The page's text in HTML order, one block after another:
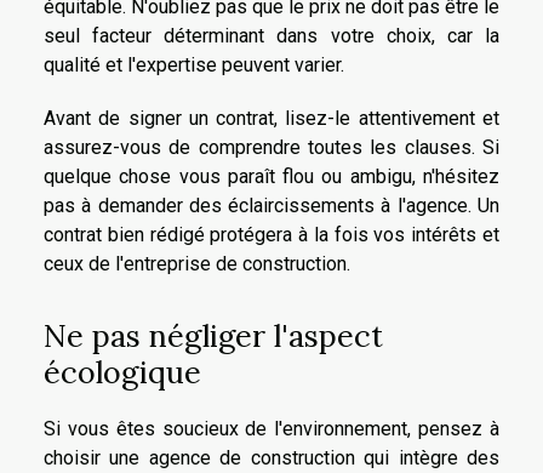
équitable. N'oubliez pas que le prix ne doit pas être le
seul facteur déterminant dans votre choix, car la
qualité et l'expertise peuvent varier.
Avant de signer un contrat, lisez-le attentivement et
assurez-vous de comprendre toutes les clauses. Si
quelque chose vous paraît flou ou ambigu, n'hésitez
pas à demander des éclaircissements à l'agence. Un
contrat bien rédigé protégera à la fois vos intérêts et
ceux de l'entreprise de construction.
Ne pas négliger l'aspect
écologique
Si vous êtes soucieux de l'environnement, pensez à
choisir une agence de construction qui intègre des